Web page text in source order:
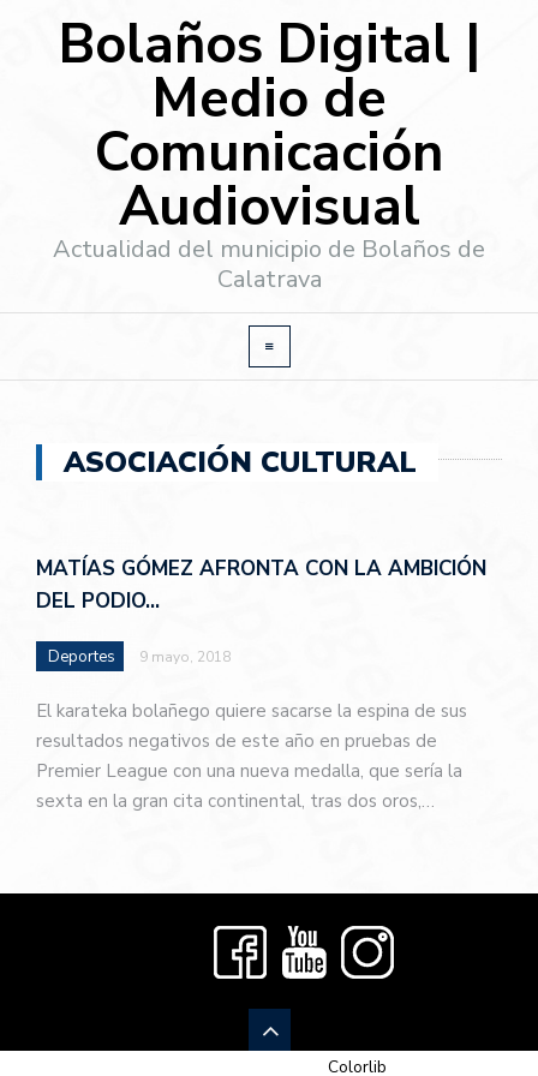
Bolaños Digital |
Medio de
Comunicación
Audiovisual
Actualidad del municipio de Bolaños de
Calatrava
ASOCIACIÓN CULTURAL
MATÍAS GÓMEZ AFRONTA CON LA AMBICIÓN
DEL PODIO…
Deportes 9 mayo, 2018
El karateka bolañego quiere sacarse la espina de sus
resultados negativos de este año en pruebas de
Premier League con una nueva medalla, que sería la
sexta en la gran cita continental, tras dos oros,…
Colorlib